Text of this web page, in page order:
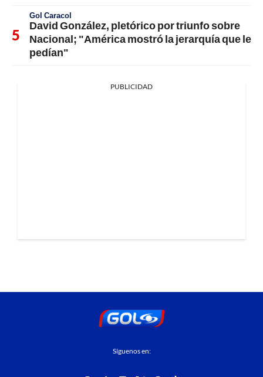
Gol Caracol
David González, pletórico por triunfo sobre
Nacional; "América mostró la jerarquía que le
pedían"
PUBLICIDAD
Síguenos en: